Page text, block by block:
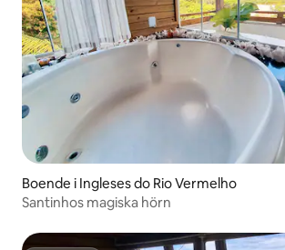
Boende i Ingleses do Rio Vermelho
Santinhos magiska hörn